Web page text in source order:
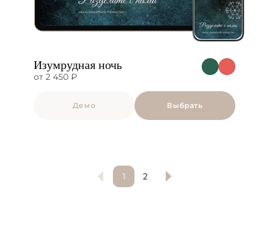
Изумрудная ночь
от 2 450 ₽
Демо Выбрать
1 2